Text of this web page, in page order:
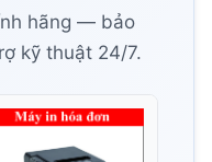
hãng — bảo
kỹ thuật 24/7.